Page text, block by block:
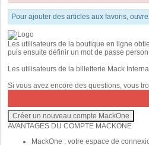
Pour ajouter des articles aux favoris,
Les utilisateurs de la boutique en ligne
puis ensuite définir un mot de passe
Les utilisateurs de la billetterie Mack
Si vous avez encore des questions, vous
AVANTAGES DU COMPTE MACKONE
MackOne : votre espace de